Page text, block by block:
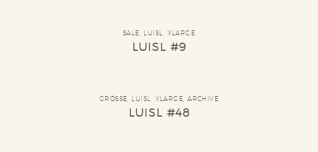
SALE LUISL XLARGE
LUISL #9
GRÖSSE LUISL XLARGE ,ARCHIVE
LUISL #48